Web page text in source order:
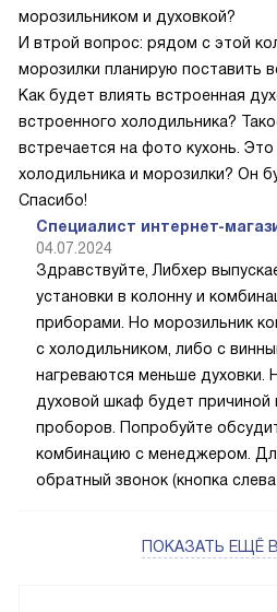
морозильником и духовкой?
И втрой вопрос: рядом с этой
морозилки планирую поставить
Как будет влиять встроенная
встроенного холодильника?
встречается на фото кухонь.
холодильника и морозилки? Он
Спасибо!
Специалист интернет-
04.07.2024
Здравствуйте, Либхер
установки в колонну и
приборами. Но морозильник
с холодильником, либо с
нагреваются меньше духовки.
духовой шкаф будет причиной
проборов. Попробуйте
комбинацию с менеджером.
обратный звонок (кнопка слева
ПОКАЗАТЬ ЕЩЁ